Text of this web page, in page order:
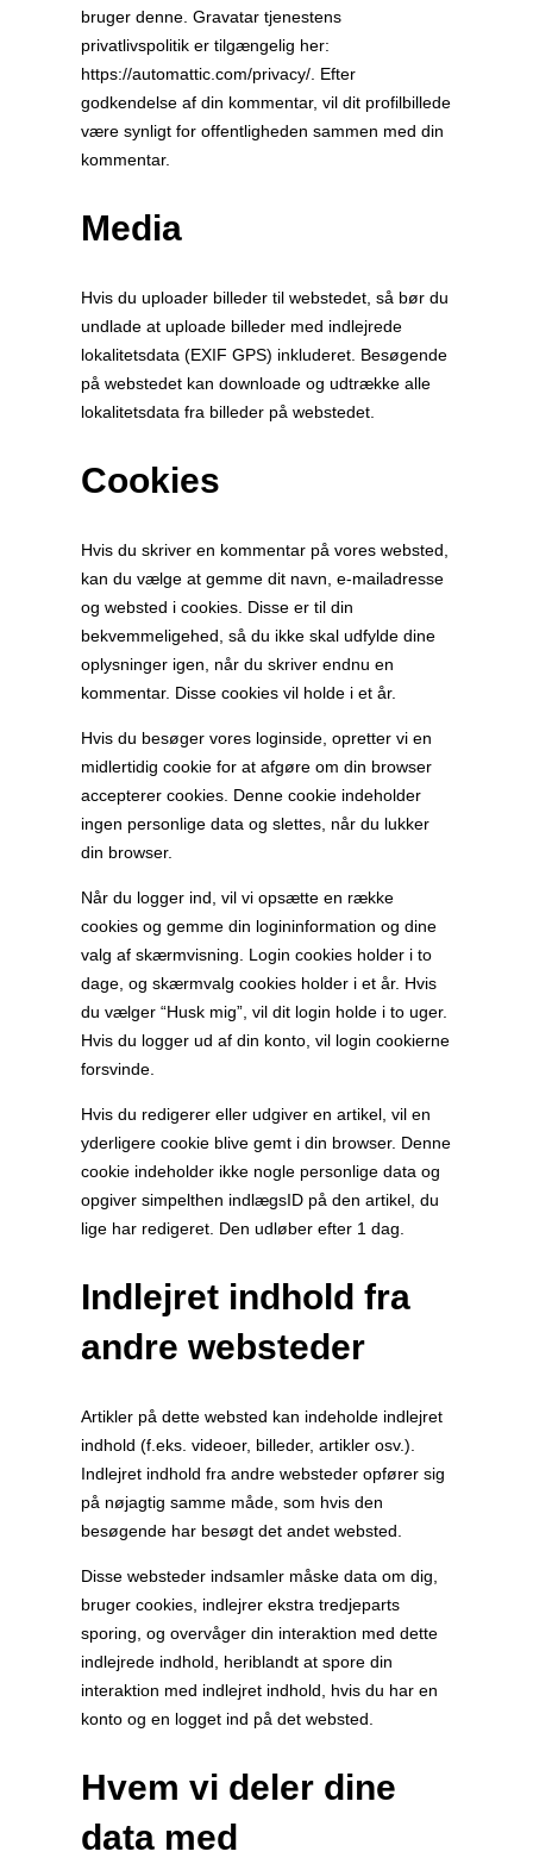
bruger denne. Gravatar tjenestens
privatlivspolitik er tilgængelig her:
https://automattic.com/privacy/. Efter
godkendelse af din kommentar, vil dit profilbillede
være synligt for offentligheden sammen med din
kommentar.
Media
Hvis du uploader billeder til webstedet, så bør du
undlade at uploade billeder med indlejrede
lokalitetsdata (EXIF GPS) inkluderet. Besøgende
på webstedet kan downloade og udtrække alle
lokalitetsdata fra billeder på webstedet.
Cookies
Hvis du skriver en kommentar på vores websted,
kan du vælge at gemme dit navn, e-mailadresse
og websted i cookies. Disse er til din
bekvemmeligehed, så du ikke skal udfylde dine
oplysninger igen, når du skriver endnu en
kommentar. Disse cookies vil holde i et år.
Hvis du besøger vores loginside, opretter vi en
midlertidig cookie for at afgøre om din browser
accepterer cookies. Denne cookie indeholder
ingen personlige data og slettes, når du lukker
din browser.
Når du logger ind, vil vi opsætte en række
cookies og gemme din logininformation og dine
valg af skærmvisning. Login cookies holder i to
dage, og skærmvalg cookies holder i et år. Hvis
du vælger “Husk mig”, vil dit login holde i to uger.
Hvis du logger ud af din konto, vil login cookierne
forsvinde.
Hvis du redigerer eller udgiver en artikel, vil en
yderligere cookie blive gemt i din browser. Denne
cookie indeholder ikke nogle personlige data og
opgiver simpelthen indlægsID på den artikel, du
lige har redigeret. Den udløber efter 1 dag.
Indlejret indhold fra
andre websteder
Artikler på dette websted kan indeholde indlejret
indhold (f.eks. videoer, billeder, artikler osv.).
Indlejret indhold fra andre websteder opfører sig
på nøjagtig samme måde, som hvis den
besøgende har besøgt det andet websted.
Disse websteder indsamler måske data om dig,
bruger cookies, indlejrer ekstra tredjeparts
sporing, og overvåger din interaktion med dette
indlejrede indhold, heriblandt at spore din
interaktion med indlejret indhold, hvis du har en
konto og en logget ind på det websted.
Hvem vi deler dine
data med